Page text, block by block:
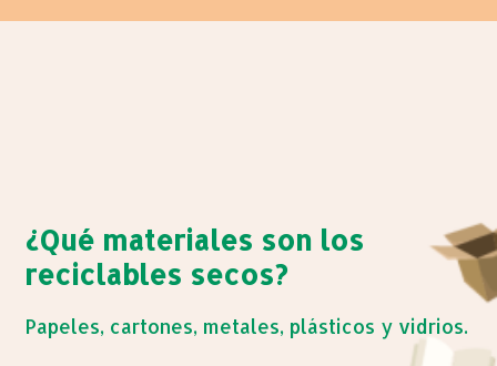
¿Qué materiales son los
reciclables secos?
Papeles, cartones, metales, plásticos y vidrios.